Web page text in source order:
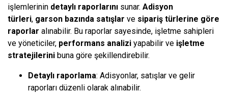
işlemlerinin detaylı raporlarını sunar. Adisyon
türleri, garson bazında satışlar ve sipariş türlerine göre
raporlar alınabilir. Bu raporlar sayesinde, işletme sahipleri
ve yöneticiler, performans analizi yapabilir ve işletme
stratejilerini buna göre şekillendirebilir.
Detaylı raporlama: Adisyonlar, satışlar ve gelir
raporları düzenli olarak alınabilir.